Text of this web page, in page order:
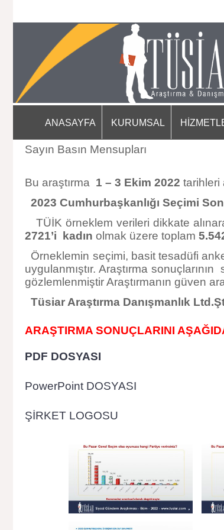
ANASAYFA KURUMSAL
Sayın Basın Mensupları
Bu araştırma 1 – 3 Ekim 2022 tarihleri
2023 Cumhurbaşkanlığı Seçimi
TÜİK örneklem verileri dikkate
2721’i
kadın olmak üzere toplam
Örneklemin seçimi, basit tesadüfi
uygulanmıştır. Araştırma
gözlemlenmiştir Araştırmanın güven
Tüsiar Araştırma Danışmanlık
ARAŞTIRMA SONUÇLARINI
PDF DOSYASI
PowerPoint DOSYASI
ŞİRKET LOGOSU